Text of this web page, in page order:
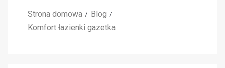
Strona domowa
Blog
Komfort łazienki gazetka